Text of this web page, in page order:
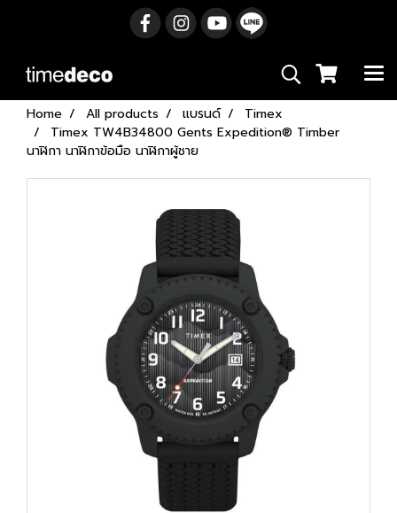
Home All products แบรนด์
Timex
Timex TW4B34800 Gents Expedition® Timber
นาฬิกา นาฬิกาข้อมือ นาฬิกาผู้ชาย